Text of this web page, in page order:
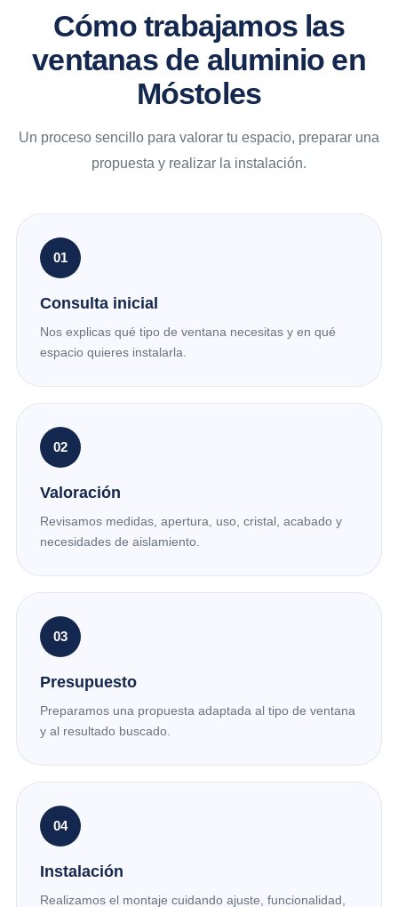
Cómo trabajamos las
ventanas de aluminio en
Móstoles
Un proceso sencillo para valorar tu espacio, preparar una
propuesta y realizar la instalación.
01
Consulta inicial
Nos explicas qué tipo de ventana necesitas y en qué
espacio quieres instalarla.
02
Valoración
Revisamos medidas, apertura, uso, cristal, acabado y
necesidades de aislamiento.
03
Presupuesto
Preparamos una propuesta adaptada al tipo de ventana
y al resultado buscado.
04
Instalación
Realizamos el montaje cuidando ajuste, funcionalidad,